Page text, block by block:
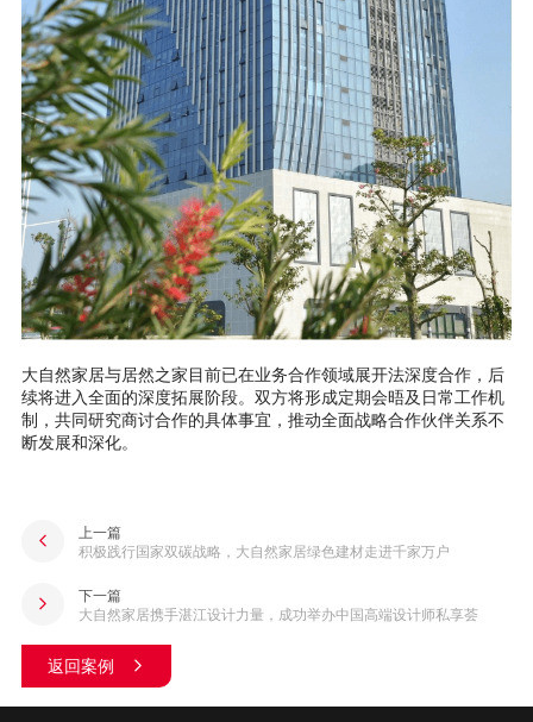
大自然家居与居然之家目前已在业务合作领域展开法深度合作，后
续将进入全面的深度拓展阶段。双方将形成定期会晤及日常工作机
制，共同研究商讨合作的具体事宜，推动全面战略合作伙伴关系不
断发展和深化。
上一篇
积极践行国家双碳战略，大自然家居绿色建材走进千家万户
返回案例
下一篇
大自然家居携手湛江设计力量，成功举办中国高端设计师私享荟